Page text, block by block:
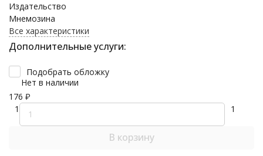
Издательство
Мнемозина
Все характеристики
Дополнительные услуги:
Подобрать обложку
Нет в наличии
176 ₽
1
1
В корзину